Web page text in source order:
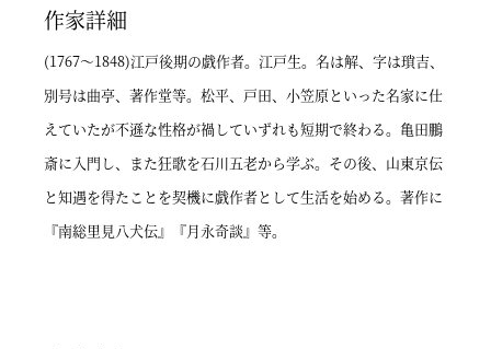
作家詳細
(1767～1848)江戸後期の戯作者。江戸生。名は解、字は瑣吉、
別号は曲亭、著作堂等。松平、戸田、小笠原といった名家に仕
えていたが不遜な性格が禍していずれも短期で終わる。亀田鵬
斎に入門し、また狂歌を石川五老から学ぶ。その後、山東京伝
と知遇を得たことを契機に戯作者として生活を始める。著作に
『南総里見八犬伝』『月永奇談』等。